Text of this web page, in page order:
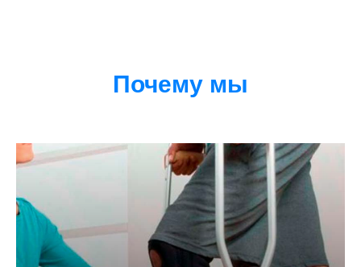
Почему мы